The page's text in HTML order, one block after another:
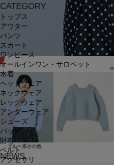
CATEGORY
トップス
アウター
パンツ
スカート
ワンピース
オールインワン・サロペット
水着
ヘッドウェア
ネックウェア
レッグウェア
アンダーウェア
シューズ
バッグ
財布
ベルト
アクセサリ
11
ブルー系その他
NEWS